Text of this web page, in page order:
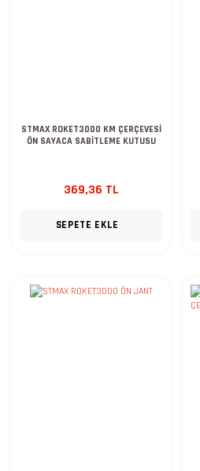
STMAX ROKET3000 KM ÇERÇEVESİ
ÖN SAYACA SABİTLEME KUTUSU
369,36 TL
SEPETE EKLE